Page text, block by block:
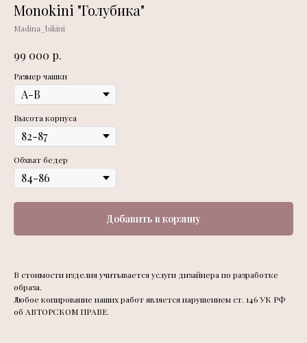
Monokini "Голубика"
Madina_bikini
99 000 р.
Размер чашки
Высота корпуса
Обхват бедер
Добавить в корзину
В стоимости изделия учитывается услуги дизайнера по разработке
образа.
Любое копирование наших работ является нарушением ст. 146 УК РФ
об АВТОРСКОМ ПРАВЕ.